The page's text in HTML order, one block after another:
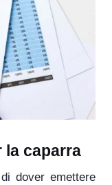
la caparra
dover emettere